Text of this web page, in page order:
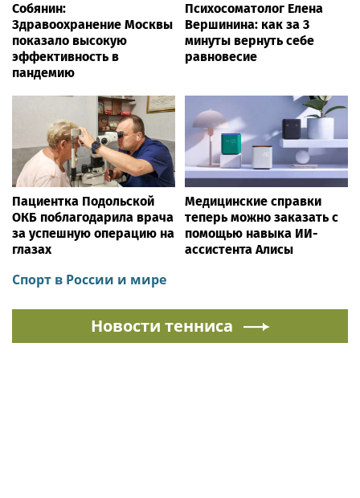
Собянин:
Здравоохранение Москвы
показало высокую
эффективность в
пандемию
Психосоматолог Елена
Вершинина: как за 3
минуты вернуть себе
равновесие
Пациентка Подольской
ОКБ поблагодарила врача
за успешную операцию на
глазах
Медицинские справки
теперь можно заказать с
помощью навыка ИИ-
ассистента Алисы
Спорт в России и мире
Новости тенниса